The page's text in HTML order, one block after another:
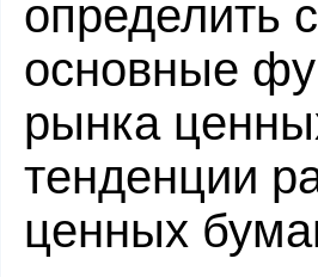
определить
основные
рынка
тенденции
ценных